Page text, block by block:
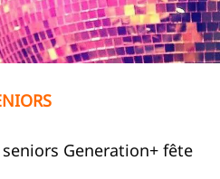
seniors Generation+ fête